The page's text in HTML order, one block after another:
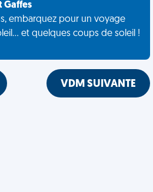
Gaffes
embarquez pour un voyage
et quelques coups de soleil !
VDM SUIVANTE